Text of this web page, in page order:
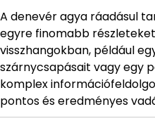
A denevér agya ráadásul
egyre finomabb
visszhangokban, például
szárnycsapásait vagy egy
komplex
pontos és eredményes